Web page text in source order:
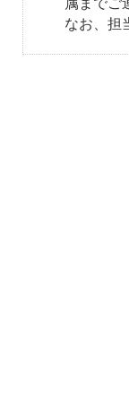
属までご
なお、担